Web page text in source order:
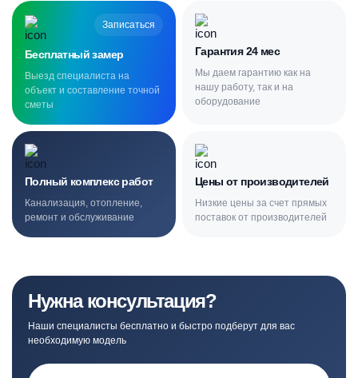
Записаться
Бесплатный замер
Выезд специалиста на
объект и составление точной
сметы
Гарантия 24 мес
Мы даем гарантию как на
нашу работу, так и на
оборудование
Полный комплекс работ
Канализация, отопление,
ремонт и обслуживание
Цены от производителей
Низкие цены за счет прямых
поставок от производителей
Нужна консультация?
Наши специалисты бесплатно и быстро подберут для вас
необходимую модель